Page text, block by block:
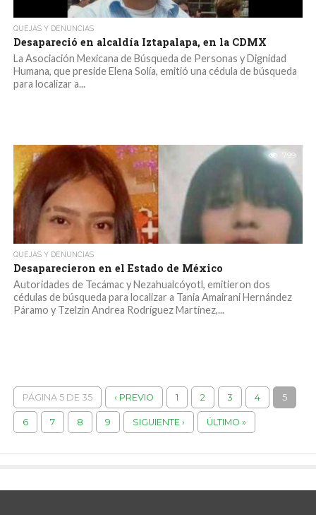
QUEJAS Y DENUNCIAS
Desapareció en alcaldía Iztapalapa, en la CDMX
La Asociación Mexicana de Búsqueda de Personas y Dignidad
Humana, que preside Elena Solía, emitió una cédula de búsqueda
para localizar a...
799
QUEJAS Y DENUNCIAS
Desaparecieron en el Estado de México
Autoridades de Tecámac y Nezahualcóyotl, emitieron dos
cédulas de búsqueda para localizar a Tania Amairani Hernández
Páramo y Tzelzin Andrea Rodríguez Martínez,...
PÁGINA 5 DE 35 ‹ PREVIO 1 2 3 4 5
6 7 8 9 SIGUIENTE › ÚLTIMO »